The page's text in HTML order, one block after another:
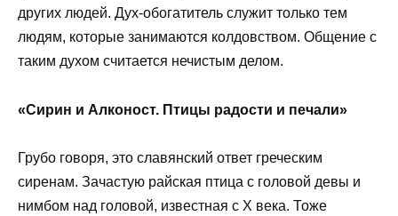
других людей. Дух-обогатитель служит только тем
людям, которые занимаются колдовством. Общение с
таким духом считается нечистым делом.
«Сирин и Алконост. Птицы радости и печали»
Грубо говоря, это славянский ответ греческим
сиренам. Зачастую райская птица с головой девы и
нимбом над головой, известная с X века. Тоже